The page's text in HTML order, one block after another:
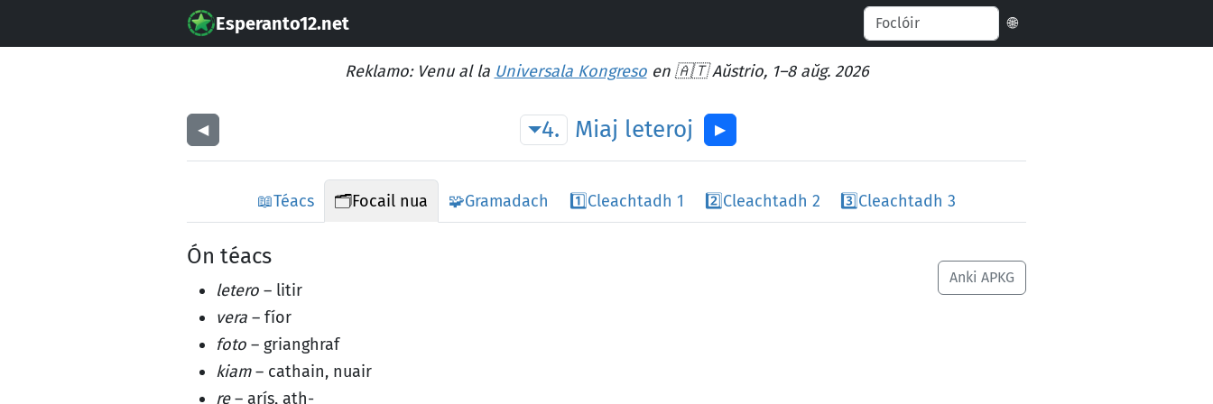
Esperanto12.net 🌐
Reklamo: Venu al la Universala Kongresoen 🇦🇹 Aŭstrio, 1–8 aŭg. 2026
◀︎ 4. Miaj leteroj ▶︎
📖Téacs 🗂️Focail nua 🧩Gramadach 1️⃣Cleachtadh 1 2️⃣Cleachtadh 2 3️⃣Cleachtadh 3
Anki APKG
Ón téacs
letero – litir
vera – fíor
foto – grianghraf
kiam– cathain, nuair
re– arís, ath-